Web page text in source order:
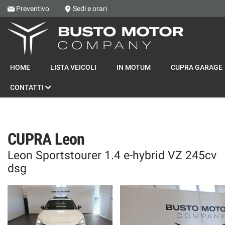
HOME
CUPRA GARAGE
MONDO SEAT
MONDO NISSAN
FLOTTE AZIENDALI
Preventivo Sedi e orari
HOME LISTA VEICOLI IN MOTUM CUPRA GARAGE
CONTATTI
CUPRA Leon
Leon Sportstourer 1.4 e-hybrid VZ 245cv
dsg
Le
tue
preferenze
consenso
seguente
pannello
esprimere
le
tue
preferenze
consenso
alle
tecnologie
di